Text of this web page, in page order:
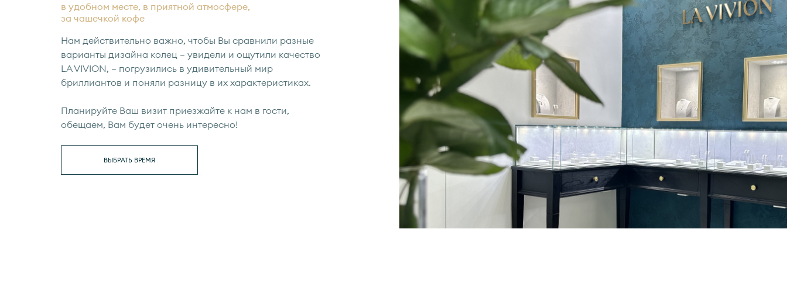
в удобном месте, в приятной атмосфере,
за чашечкой кофе
Нам действительно важно, чтобы Вы сравнили разные
варианты дизайна колец — увидели и ощутили качество
LA VIVION, — погрузились в удивительный мир
бриллиантов и поняли разницу в их характеристиках.
Планируйте Ваш визит приезжайте к нам в гости,
обещаем, Вам будет очень интересно!
ВЫБРАТЬ ВРЕМЯ